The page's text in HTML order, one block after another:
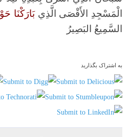
الْمَسْجِدِ الأَقْصَى الَّذِيبَارَكْنَا
السَّمِيعُ البَصِيرُ
به اشتراک بگذارید